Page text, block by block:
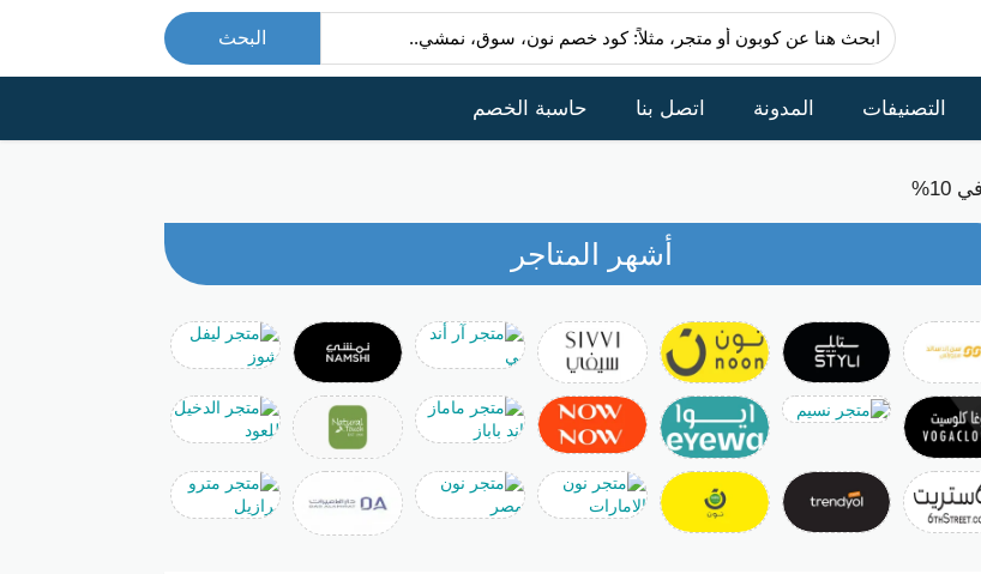
البحث
التصنيفات المدونة اتصل بنا حاسبة الخصم
أشهر المتاجر